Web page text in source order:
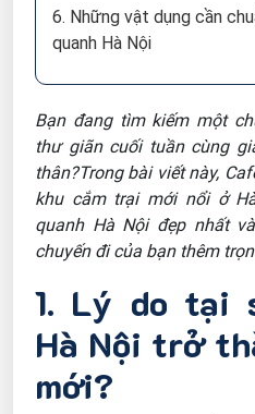
6. Những vật dụng cần
quanh Hà Nội
Bạn đang tìm kiếm một
thư giãn cuối tuần cùng
thân?Trong bài viết này,
khu cắm trại mới nổi ở
quanh Hà Nội đẹp nhất
chuyến đi của bạn thêm
1. Lý do tại
Hà Nội trở
mới?